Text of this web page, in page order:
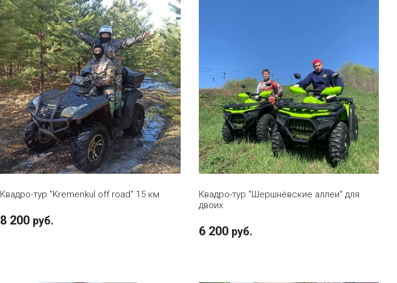
Название от Я
В КОРЗИНУ
Квадро-тур "Kremenkul off road" 15 км
8 200 руб.
В КОРЗИНУ
Квадро-тур "Шершнёвские аллеи" для
двоих
6 200 руб.